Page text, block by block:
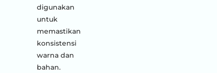
digunakan
untuk
memastikan
konsistensi
warna dan
bahan.